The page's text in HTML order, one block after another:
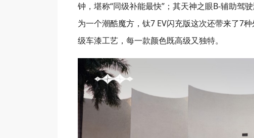
钟，堪称“同级补能最快”；其天神之眼B-辅助驾
为一个潮酷魔方，钛7 EV闪充版这次还带来了7
级车漆工艺，每一款颜色既高级又独特。